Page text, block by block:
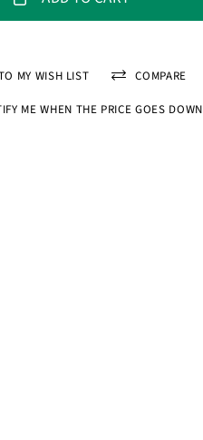
MY WISH LIST COMPARE
ME WHEN THE PRICE GOES DOWN